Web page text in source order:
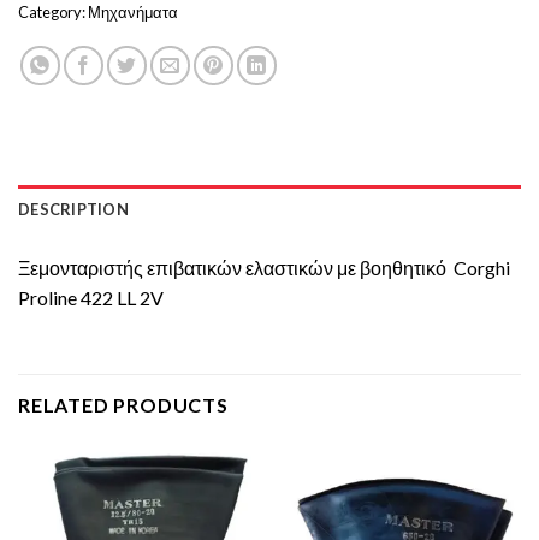
Category:Μηχανήματα
DESCRIPTION
Ξεμονταριστής επιβατικών ελαστικών με βοηθητικό Corghi
Proline 422 LL 2V
RELATED PRODUCTS